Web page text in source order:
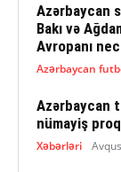
Azərbaycan
Bakı və
Avropanı
Azərbaycan
Azərbaycan
nümayiş
Xəbərləri